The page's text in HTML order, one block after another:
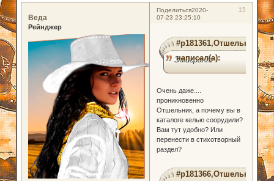
Поделиться 15
2020-
07-23 23:25:10
Веда
Рейнджер
#p181361,Отшельник
написал(а):
Эмигрант
Очень даже....
проникновенно
Отшельник, а почему вы в
каталоге келью соорудили?
Вам тут удобно? Или
перенести в стихотворный
раздел?
#p181366,Отшельник